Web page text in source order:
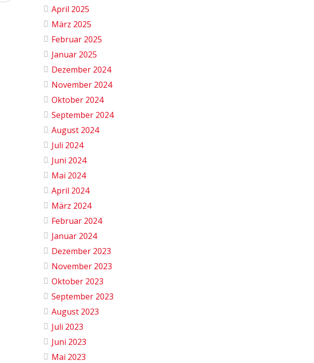
April 2025
März 2025
Februar 2025
Januar 2025
Dezember 2024
November 2024
Oktober 2024
September 2024
August 2024
Juli 2024
Juni 2024
Mai 2024
April 2024
März 2024
Februar 2024
Januar 2024
Dezember 2023
November 2023
Oktober 2023
September 2023
August 2023
Juli 2023
Juni 2023
Mai 2023